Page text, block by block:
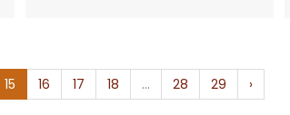
15 16 17 18 ... 28 29 ›